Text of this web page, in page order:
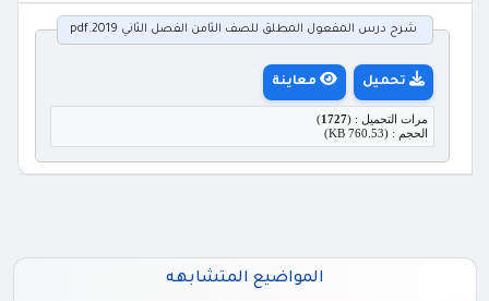
شرح درس المفعول المطلق للصف الثامن الفصل الثاني 2019.pdf
تحميل معاينة
مرات التحميل : (1727
)
الحجم : (760.53 KB)
المواضيع المتشابهه